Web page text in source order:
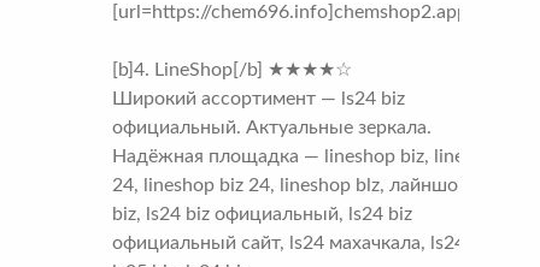
[url=https://chem696.info]chemshop2.app[/url]
[b]4. LineShop[/b] ★★★★☆
Широкий ассортимент — ls24 biz
официальный. Актуальные зеркала.
Надёжная площадка — lineshop biz, lineshop
24, lineshop biz 24, lineshop blz, лайншоп, ls24
biz, ls24 biz официальный, ls24 biz
официальный сайт, ls24 махачкала, ls24 blz,